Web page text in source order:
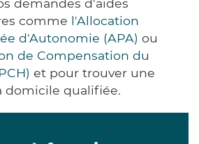
demandes d'aides
comme l'Allocation
d'Autonomie (APA) ou
de Compensation du
et pour trouver une
domicile qualifiée.